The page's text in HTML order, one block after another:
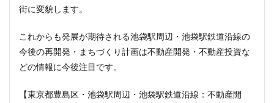
街に変貌します。
これからも発展が期待される池袋駅周辺・池袋駅鉄道沿線の
今後の再開発・まちづくり計画は不動産開発・不動産投資な
どの情報に今後注目です。
【東京都豊島区・池袋駅周辺・池袋駅鉄道沿線：不動産開